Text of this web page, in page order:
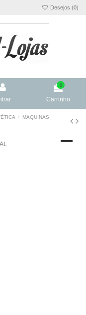
Desejos (0)
0
Carrinho
MAQUINAS